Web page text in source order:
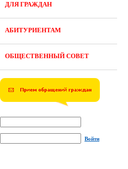
ДЛЯ ГРАЖДАН
АБИТУРИЕНТАМ
ОБЩЕСТВЕННЫЙ СОВЕТ
Войти